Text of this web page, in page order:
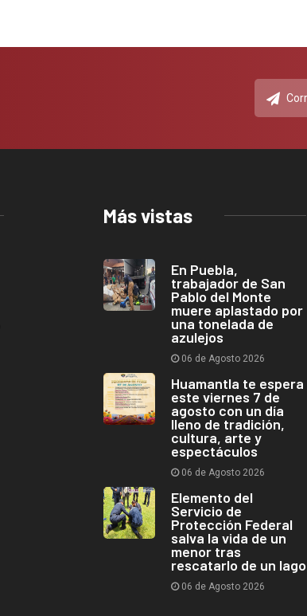
Más vistas
En Puebla,
trabajador de San
Pablo del Monte
muere aplastado por
una tonelada de
azulejos
06 de Agosto 2026
Huamantla te espera
este viernes 7 de
agosto con un día
lleno de tradición,
cultura, arte y
espectáculos
06 de Agosto 2026
Elemento del
Servicio de
Protección Federal
salva la vida de un
menor tras
rescatarlo de un lago
06 de Agosto 2026